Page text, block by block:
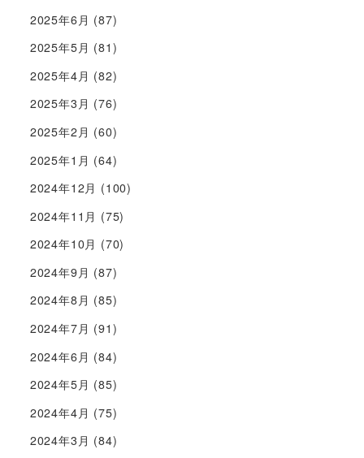
2025年6月 (87)
2025年5月 (81)
2025年4月 (82)
2025年3月 (76)
2025年2月 (60)
2025年1月 (64)
2024年12月 (100)
2024年11月 (75)
2024年10月 (70)
2024年9月 (87)
2024年8月 (85)
2024年7月 (91)
2024年6月 (84)
2024年5月 (85)
2024年4月 (75)
2024年3月 (84)